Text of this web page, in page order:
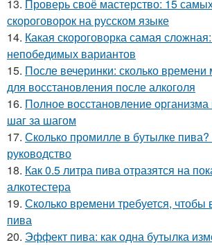
13. Проверь своё мастерство: 15
скороговорок на русском языке
14. Какая скороговорка самая
непобедимых вариантов
15. После вечеринки: сколько времени
для восстановления после алкоголя
16. Полное восстановление организма
шаг за шагом
17. Сколько промилле в бутылке
руководство
18. Как 0.5 литра пива отразятся на
алкотестера
19. Сколько времени требуется, чтобы
пива
20. Эффект пива: как одна бутылка